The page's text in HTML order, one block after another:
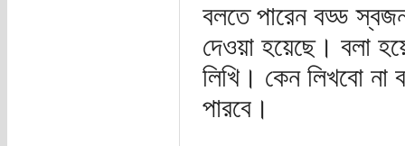
বলতে পারেন বড্ড
দেওয়া হয়েছে। বলা
লিখি। কেন লিখবো না
পারবে।